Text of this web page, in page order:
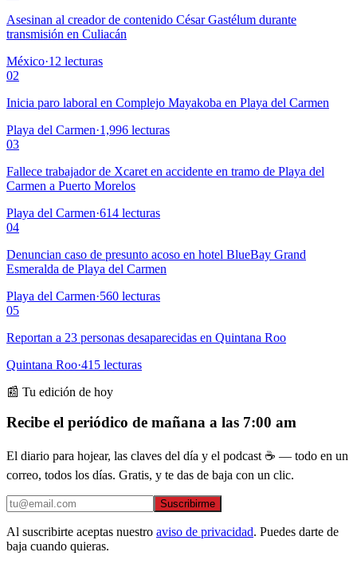
Asesinan al creador de contenido César Gastélum durante
transmisión en Culiacán
México·12 lecturas
02
Inicia paro laboral en Complejo Mayakoba en Playa del Carmen
Playa del Carmen·1,996 lecturas
03
Fallece trabajador de Xcaret en accidente en tramo de Playa del
Carmen a Puerto Morelos
Playa del Carmen·614 lecturas
04
Denuncian caso de presunto acoso en hotel BlueBay Grand
Esmeralda de Playa del Carmen
Playa del Carmen·560 lecturas
05
Reportan a 23 personas desaparecidas en Quintana Roo
Quintana Roo·415 lecturas
📰 Tu edición de hoy
Recibe el periódico de mañana a las 7:00 am
El diario para hojear, las claves del día y el podcast ☕ — todo en un
correo, todos los días. Gratis, y te das de baja con un clic.
Suscribirme
Al suscribirte aceptas nuestro aviso de privacidad. Puedes darte de
baja cuando quieras.